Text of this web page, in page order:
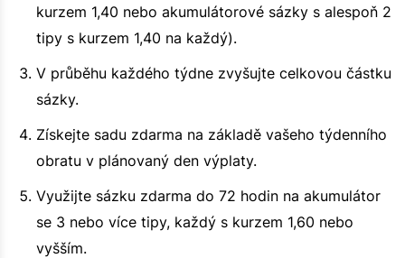
kurzem 1,40 nebo akumulátorové sázky s alespoň 2
tipy s kurzem 1,40 na každý).
V průběhu každého týdne zvyšujte celkovou částku
sázky.
Získejte sadu zdarma na základě vašeho týdenního
obratu v plánovaný den výplaty.
Využijte sázku zdarma do 72 hodin na akumulátor
se 3 nebo více tipy, každý s kurzem 1,60 nebo
vyšším.